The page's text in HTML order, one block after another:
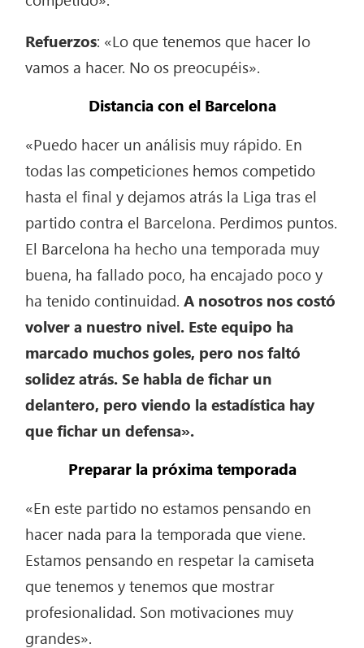
Refuerzos: «Lo que tenemos que hacer lo
vamos a hacer. No os preocupéis».
Distancia con el Barcelona
«Puedo hacer un análisis muy rápido. En
todas las competiciones hemos competido
hasta el final y dejamos atrás la Liga tras el
partido contra el Barcelona. Perdimos puntos.
El Barcelona ha hecho una temporada muy
buena, ha fallado poco, ha encajado poco y
ha tenido continuidad. A nosotros nos costó
volver a nuestro nivel. Este equipo ha
marcado muchos goles, pero nos faltó
solidez atrás. Se habla de fichar un
delantero, pero viendo la estadística hay
que fichar un defensa».
Preparar la próxima temporada
«En este partido no estamos pensando en
hacer nada para la temporada que viene.
Estamos pensando en respetar la camiseta
que tenemos y tenemos que mostrar
profesionalidad. Son motivaciones muy
grandes».